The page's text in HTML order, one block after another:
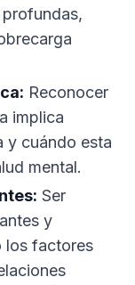
Reconocer
implica
y cuándo esta
mental.
Ser
y
los factores